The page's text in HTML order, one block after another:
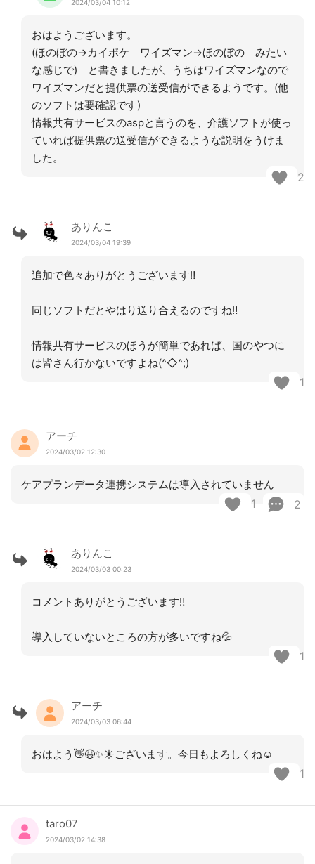
2024/03/04 10:12
おはようございます。
(ほのぼの→カイポケ ワイズマン→ほのぼの みたい
な感じで) と書きましたが、うちはワイズマンなので
ワイズマンだと提供票の送受信ができるようです。(他
のソフトは要確認です)
情報共有サービスのaspと言うのを、介護ソフトが使っ
ていれば提供票の送受信ができるような説明をうけま
した。
2
ありんこ
2024/03/04 19:39
追加で色々ありがとうございます‼︎
同じソフトだとやはり送り合えるのですね‼︎
情報共有サービスのほうが簡単であれば、国のやつに
は皆さん行かないですよね(^◇^;)
1
アーチ
2024/03/02 12:30
ケアプランデータ連携システムは導入されていません
1 2
ありんこ
2024/03/03 00:23
コメントありがとうございます‼︎
導入していないところの方が多いですね💦
1
アーチ
2024/03/03 06:44
おはよう👋😆✨☀️ございます。今日もよろしくね☺️
1
taro07
2024/03/02 14:38